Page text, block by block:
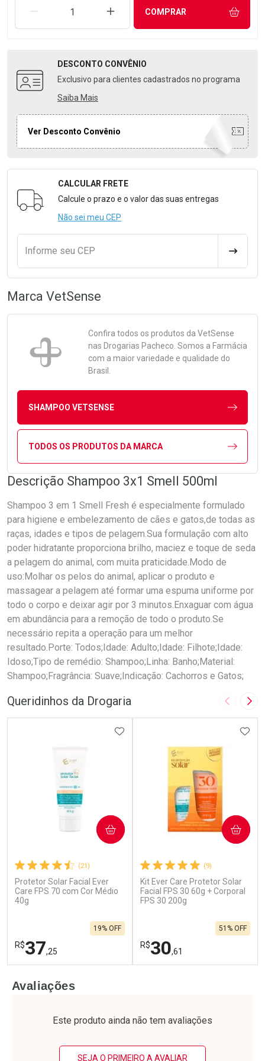
REMOVER UMA UNIDADEAUMENTAR UMA UNIDADE
COMPRAR
DESCONTO CONVÊNIO
Exclusivo para clientes cadastrados no programa
Saiba Mais
Ver Desconto Convênio
Formulário para Calcular o Frete
CALCULAR FRETE
Calcule o prazo e o valor das suas entregas
Não sei meu CEP
Informe seu CEP
Marca VetSense
Confira todos os produtos da VetSense
nas Drogarias Pacheco. Somos a Farmácia
com a maior variedade e qualidade do
Brasil.
SHAMPOO VETSENSE
TODOS OS PRODUTOS DA MARCA
Descrição Shampoo 3x1 Smell 500ml
Shampoo 3 em 1 Smell Fresh é especialmente formulado
para higiene e embelezamento de cães e gatos,de todas as
raças, idades e tipos de pelagem.Sua formulação com alto
poder hidratante proporciona brilho, maciez e toque de seda
a pelagem do animal, com muita praticidade.Modo de
uso:Molhar os pelos do animal, aplicar o produto e
massagear a pelagem até formar uma espuma uniforme por
todo o corpo e deixar agir por 3 minutos.Enxaguar com água
em abundância para a remoção de todo o produto.Se
necessário repita a operação para um melhor
resultado.Porte: Todos;Idade: Adulto;Idade: Filhote;Idade:
Idoso;Tipo de remédio: Shampoo;Linha: Banho;Material:
Shampoo;Fragrância: Suave;Indicação: Cachorros e Gatos;
Queridinhos da Drogaria Imagem
(21)
Protetor Solar Facial Ever
Care FPS 70 com Cor Médio
40g
R$37,25
19% OFF
ADICIONAR AOS FAVORITOS
COMPRAR
Laboratório
Por Menos
(9)
Kit Ever Care Protetor Solar
Facial FPS 30 60g + Corporal
FPS 30 200g
R$30,61
51% OFF
COMPRAR
Laboratório
Por Menos
Avaliações
Este produto ainda não tem avaliações
SEJA O PRIMEIRO A AVALIAR